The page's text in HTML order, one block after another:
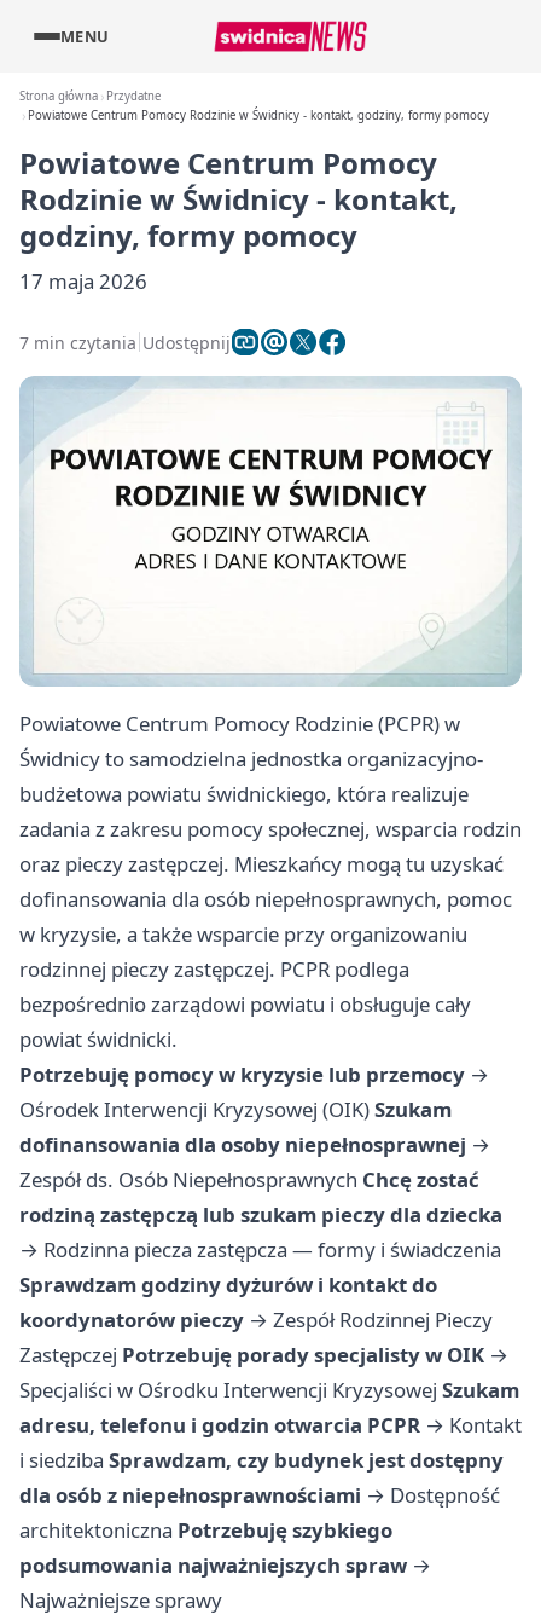
MENU
Strona główna
Przydatne
Powiatowe Centrum Pomocy Rodzinie w Świdnicy - kontakt, godziny, formy pomocy
Powiatowe Centrum Pomocy
Rodzinie w Świdnicy - kontakt,
godziny, formy pomocy
17 maja 2026
7 min czytania Udostępnij
Powiatowe Centrum Pomocy Rodzinie (PCPR) w
Świdnicy to samodzielna jednostka organizacyjno-
budżetowa powiatu świdnickiego, która realizuje
zadania z zakresu pomocy społecznej, wsparcia rodzin
oraz pieczy zastępczej. Mieszkańcy mogą tu uzyskać
dofinansowania dla osób niepełnosprawnych, pomoc
w kryzysie, a także wsparcie przy organizowaniu
rodzinnej pieczy zastępczej. PCPR podlega
bezpośrednio zarządowi powiatu i obsługuje cały
powiat świdnicki.
Potrzebuję pomocy w kryzysie lub przemocy →
Ośrodek Interwencji Kryzysowej (OIK)Szukam
dofinansowania dla osoby niepełnosprawnej →
Zespół ds. Osób Niepełnosprawnych Chcę zostać
rodziną zastępczą lub szukam pieczy dla dziecka
→ Rodzinna piecza zastępcza — formy i świadczenia
Sprawdzam godziny dyżurów i kontakt do
koordynatorów pieczy → Zespół Rodzinnej Pieczy
Zastępczej Potrzebuję porady specjalisty w OIK →
Specjaliści w Ośrodku Interwencji Kryzysowej Szukam
adresu, telefonu i godzin otwarcia PCPR → Kontakt
i siedziba Sprawdzam, czy budynek jest dostępny
dla osób z niepełnosprawnościami → Dostępność
architektoniczna Potrzebuję szybkiego
podsumowania najważniejszych spraw →
Najważniejsze sprawy